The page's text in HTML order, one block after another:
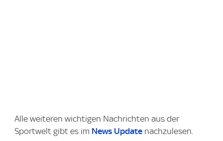
Alle weiteren wichtigen Nachrichten aus der
Sportwelt gibt es im News Update nachzulesen.